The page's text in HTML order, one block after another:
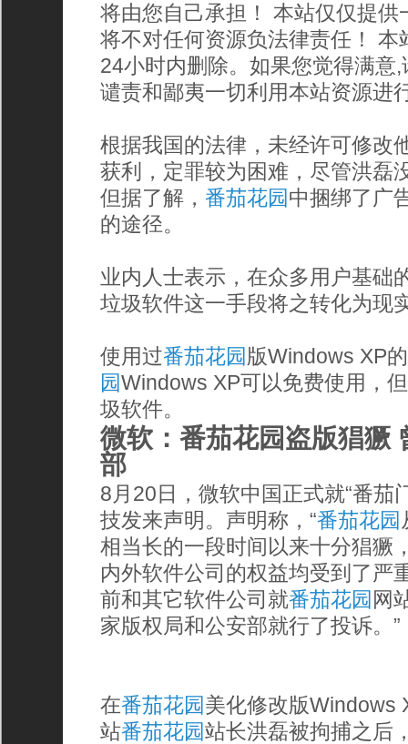
将由您自己承担！ 本站仅仅提
将不对任何资源负法律责任！
24小时内删除。如果您觉得满意
谴责和鄙夷一切利用本站资源进
根据我国的法律，未经许可修改
获利，定罪较为困难，尽管洪磊
但据了解， 番茄花园中捆绑了广
的途径。
业内人士表示，在众多用户基础
垃圾软件这一手段将之转化为现
使用过番茄花园版Windows XP
园Windows XP可以免费使用，
圾软件。
微软：番茄花园盗版猖獗
部
8月20日，微软中国正式就“番茄
技发来声明。声明称，“番茄花园
相当长的一段时间以来十分猖獗
内外软件公司的权益均受到了严
前和其它软件公司就番茄花园网
家版权局和公安部就行了投诉。”
在番茄花园美化修改版Windows
站番茄花园站长洪磊被拘捕之后